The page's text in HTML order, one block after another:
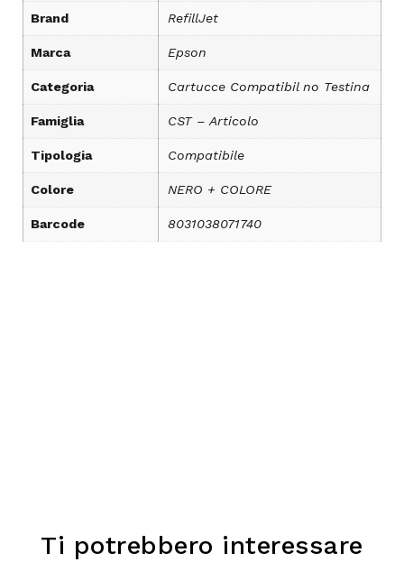
Brand RefillJet
Marca Epson
Categoria Cartucce Compatibil no Testina
Famiglia CST – Articolo
Tipologia Compatibile
Colore NERO + COLORE
Barcode 8031038071740
Ti potrebbero interessare